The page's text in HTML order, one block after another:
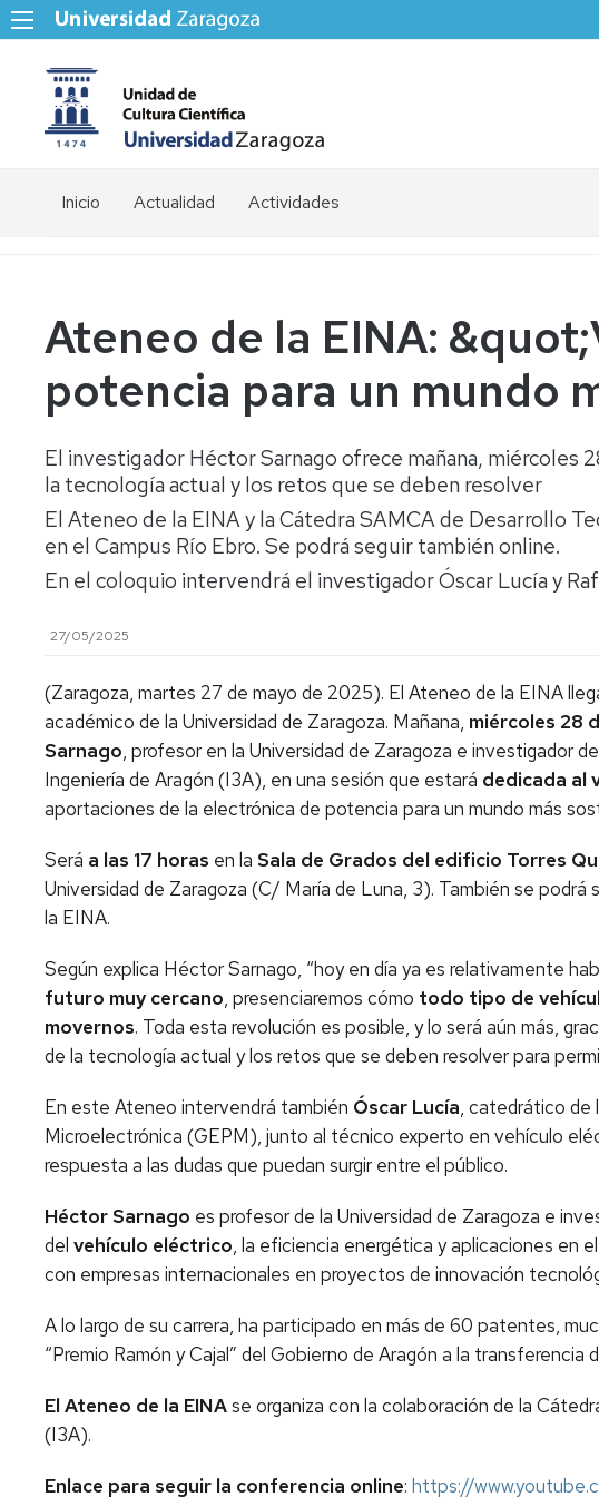
Inicio Actualidad Actividades
Ateneo de la EINA:
potencia para un mundo
El investigador Héctor Sarnago ofrece mañana, miércoles
la tecnología actual y los retos que se deben resolver
El Ateneo de la EINA y la Cátedra SAMCA de Desarrollo
en el Campus Río Ebro. Se podrá seguir también online.
En el coloquio intervendrá el investigador Óscar Lucía y
27/05/2025
(Zaragoza, martes 27 de mayo de 2025). El Ateneo de la EINA
académico de la Universidad de Zaragoza. Mañana, miércoles 28
Sarnago, profesor en la Universidad de Zaragoza e investigador
Ingeniería de Aragón (I3A), en una sesión que estará dedicada al
aportaciones de la electrónica de potencia para un mundo más
Será a las 17 horas en la Sala de Grados del edificio Torres
Universidad de Zaragoza (C/ María de Luna, 3). También se podrá
la EINA.
Según explica Héctor Sarnago, “hoy en día ya es relativamente
futuro muy cercano, presenciaremos cómo todo tipo de
movernos. Toda esta revolución es posible, y lo será aún más,
de la tecnología actual y los retos que se deben resolver para
En este Ateneo intervendrá también Óscar Lucía, catedrático de
Microelectrónica (GEPM), junto al técnico experto en vehículo
respuesta a las dudas que puedan surgir entre el público.
Héctor Sarnago es profesor de la Universidad de Zaragoza e
del vehículo eléctrico, la eficiencia energética y aplicaciones en
con empresas internacionales en proyectos de innovación
A lo largo de su carrera, ha participado en más de 60 patentes,
“Premio Ramón y Cajal” del Gobierno de Aragón a la transferencia
El Ateneo de la EINAse organiza con la colaboración de la
(I3A).
Enlace para seguir la conferencia online: https://